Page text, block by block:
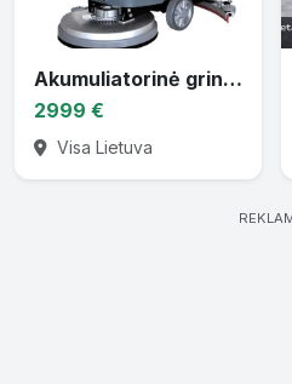
Akumuliatorinė grindų plovimo mašina AR-S5
2999 €
Visa Lietuva